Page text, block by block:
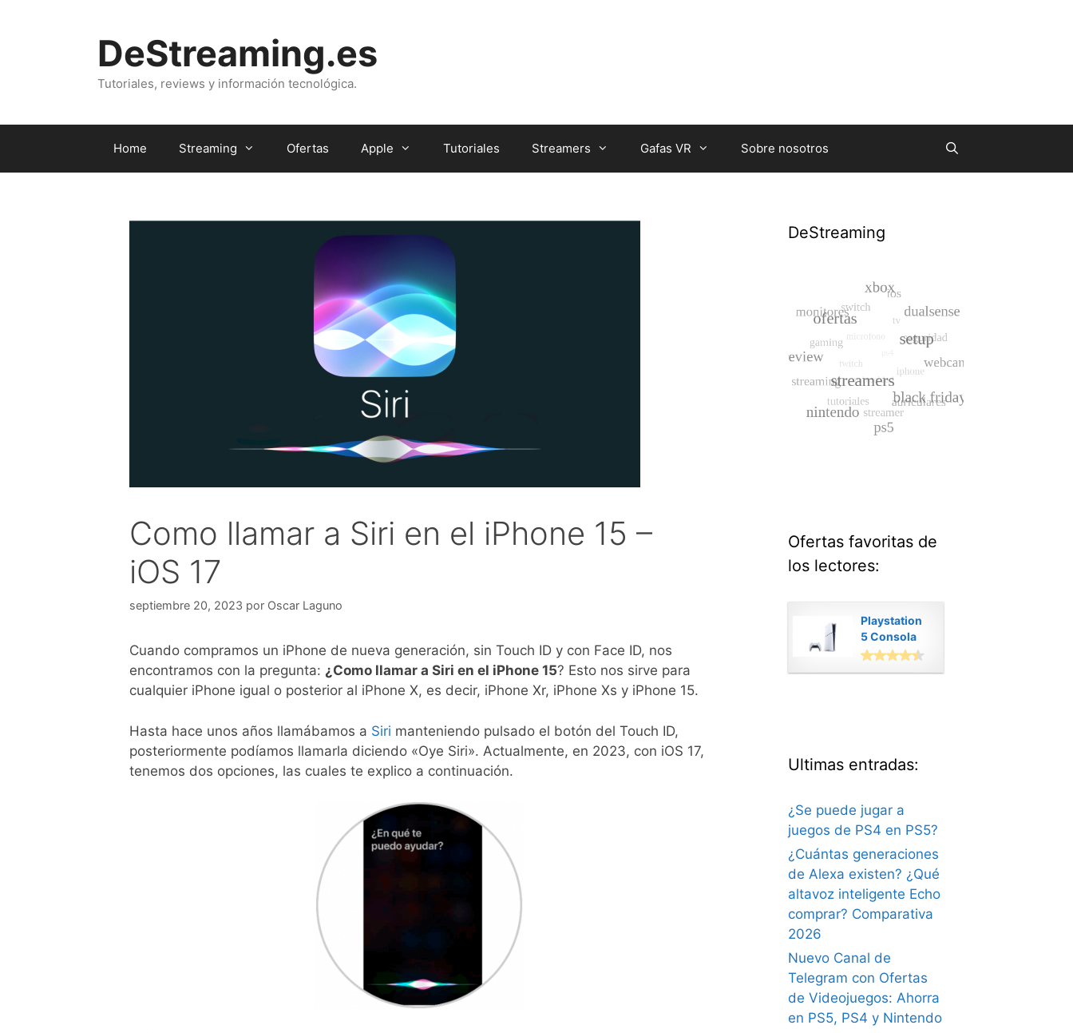
DeStreaming.es
Tutoriales, reviews y información tecnológica.
Home Streaming Ofertas Apple Tutoriales Streamers Gafas VR Sobre nosotros
Como llamar a Siri en el iPhone 15 –
iOS 17
septiembre 20, 2023 por Oscar Laguno
Cuando compramos un iPhone de nueva generación, sin Touch ID y con Face ID, nos
encontramos con la pregunta: ¿Como llamar a Siri en el iPhone 15? Esto nos sirve para
cualquier iPhone igual o posterior al iPhone X, es decir, iPhone Xr, iPhone Xs y iPhone 15.
Hasta hace unos años llamábamos a Siri manteniendo pulsado el botón del Touch ID,
posteriormente podíamos llamarla diciendo «Oye Siri». Actualmente, en 2023, con iOS 17,
tenemos dos opciones, las cuales te explico a continuación.
DeStreaming
Ofertas favoritas de
los lectores:
Playstation
5 Consola
Digital
Ultimas entradas:
¿Se puede jugar a
juegos de PS4 en PS5?
¿Cuántas generaciones
de Alexa existen? ¿Qué
altavoz inteligente Echo
comprar? Comparativa
2026
Nuevo Canal de
Telegram con Ofertas
de Videojuegos: Ahorra
en PS5, PS4 y Nintendo